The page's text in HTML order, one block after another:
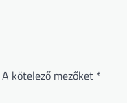
A kötelező mezőket *